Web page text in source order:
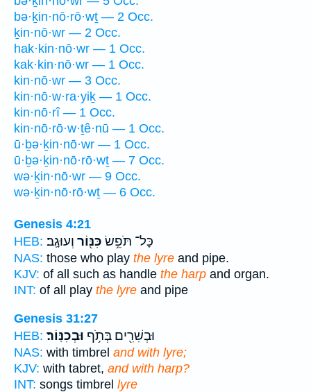
bə·ḵin·nō·rō·wṯ — 2 Occ.
ḵin·nō·wr — 2 Occ.
hak·kin·nō·wr — 1 Occ.
kak·kin·nō·wr — 1 Occ.
kin·nō·wr — 3 Occ.
kin·nō·w·ra·yiḵ — 1 Occ.
kin·nō·rî — 1 Occ.
kin·nō·rō·w·ṯê·nū — 1 Occ.
ū·ḇə·ḵin·nō·wr — 1 Occ.
ū·ḇə·ḵin·nō·rō·wṯ — 7 Occ.
wə·ḵin·nō·wr — 9 Occ.
wə·ḵin·nō·rō·wṯ — 6 Occ.
Genesis 4:21
HEB:
כָּל־ תֹּפֵ֥שׂ כִּנּ֖וֹר וְעוּגָֽב׃
NAS: those who play the lyre and pipe.
KJV: of all such as handle the harp and organ.
INT: of all play the lyre and pipe
Genesis 31:27
HEB:
וּבְשִׁרִ֖ים בְּתֹ֥ף וּבְכִנּֽוֹר׃
NAS: with timbrel and with lyre;
KJV: with tabret, and with harp?
INT: songs timbrel lyre